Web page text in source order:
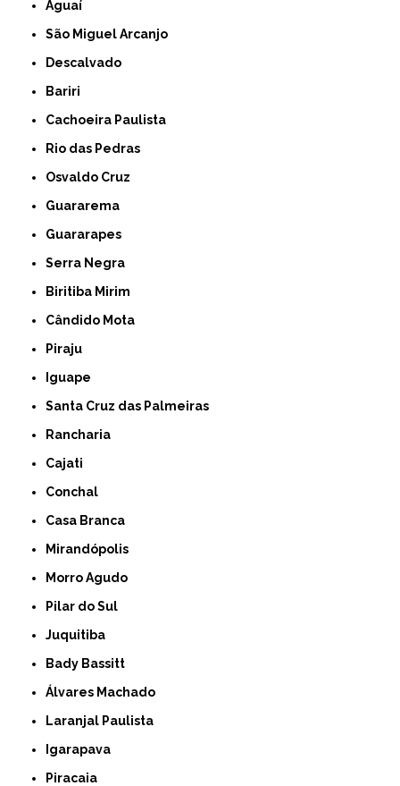
Aguaí
São Miguel Arcanjo
Descalvado
Bariri
Cachoeira Paulista
Rio das Pedras
Osvaldo Cruz
Guararema
Guararapes
Serra Negra
Biritiba Mirim
Cândido Mota
Piraju
Iguape
Santa Cruz das Palmeiras
Rancharia
Cajati
Conchal
Casa Branca
Mirandópolis
Morro Agudo
Pilar do Sul
Juquitiba
Bady Bassitt
Álvares Machado
Laranjal Paulista
Igarapava
Piracaia